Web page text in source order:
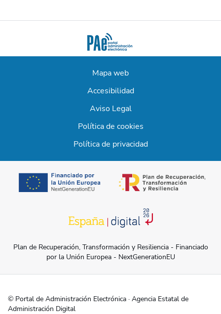
Mapa web
Accesibilidad
Aviso Legal
Política de cookies
Política de privacidad
se abre en una
se abre en una pestaña nueva
Plan de Recuperación, Transformación y Resiliencia - Financiado
por la Unión Europea - NextGenerationEU
© Portal de Administración Electrónica · Agencia Estatal de
Administración Digital